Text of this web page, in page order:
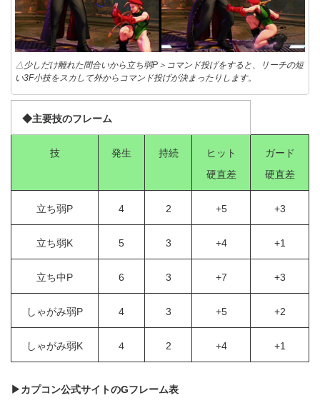
△少しだけ離れた間合いから立ち弱P＞コマンド投げをすると、リーチの短
い3F小技をスカして外からコマンド投げが決まったりします。
◆主要技のフレーム
技 発生 持続
ヒット
硬直差
ガード
硬直差
立ち弱P 4 2 +5 +3
立ち弱K 5 3 +4 +1
立ち中P 6 3 +7 +3
しゃがみ弱P 4 3 +5 +2
しゃがみ弱K ４ 2 +4 +1
▶カプコン公式サイトのGフレーム表